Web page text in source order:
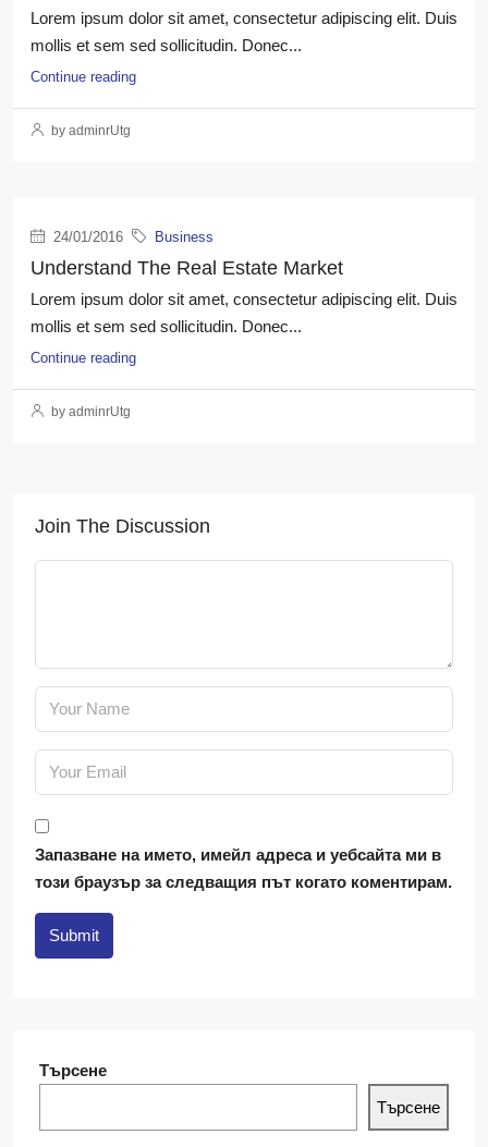
Lorem ipsum dolor sit amet, consectetur adipiscing elit. Duis
mollis et sem sed sollicitudin. Donec...
Continue reading
by adminrUtg
24/01/2016 Business
Understand The Real Estate Market
Lorem ipsum dolor sit amet, consectetur adipiscing elit. Duis
mollis et sem sed sollicitudin. Donec...
Continue reading
by adminrUtg
Join The Discussion
Запазване на името, имейл адреса и уебсайта ми в
този браузър за следващия път когато коментирам.
Submit
Търсене
Търсене